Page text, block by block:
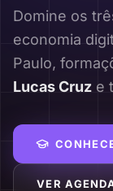
Domine os
economia
Paulo,
Lucas Cruz e
VER